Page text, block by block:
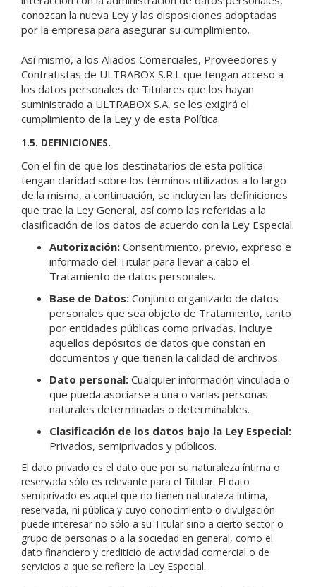
conozcan la nueva Ley y las disposiciones adoptadas
por la empresa para asegurar su cumplimiento.
Así mismo, a los Aliados Comerciales, Proveedores y
Contratistas de ULTRABOX S.R.L que tengan acceso a
los datos personales de Titulares que los hayan
suministrado a ULTRABOX S.A, se les exigirá el
cumplimiento de la Ley y de esta Política.
1.5. DEFINICIONES.
Con el fin de que los destinatarios de esta política
tengan claridad sobre los términos utilizados a lo largo
de la misma, a continuación, se incluyen las definiciones
que trae la Ley General, así como las referidas a la
clasificación de los datos de acuerdo con la Ley Especial.
Autorización: Consentimiento, previo, expreso e
informado del Titular para llevar a cabo el
Tratamiento de datos personales.
Base de Datos: Conjunto organizado de datos
personales que sea objeto de Tratamiento, tanto
por entidades públicas como privadas. Incluye
aquellos depósitos de datos que constan en
documentos y que tienen la calidad de archivos.
Dato personal: Cualquier información vinculada o
que pueda asociarse a una o varias personas
naturales determinadas o determinables.
Clasificación de los datos bajo la Ley Especial:
Privados, semiprivados y públicos.
El dato privado es el dato que por su naturaleza íntima o
reservada sólo es relevante para el Titular. El dato
semiprivado es aquel que no tienen naturaleza íntima,
reservada, ni pública y cuyo conocimiento o divulgación
puede interesar no sólo a su Titular sino a cierto sector o
grupo de personas o a la sociedad en general, como el
dato financiero y crediticio de actividad comercial o de
servicios a que se refiere la Ley Especial.